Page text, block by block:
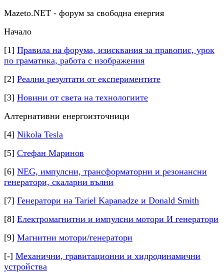
Mazeto.NET - форум за свободна енергия
Начало
[1] Правила на форума, изисквания за правопис, урок
по граматика, работа с изображения
[2] Реални резултати от експериментите
[3] Новини от света на технологиите
Алтернативни енергоизточници
[4] Nikola Tesla
[5] Стефан Маринов
[6] NEG, импулсни, трансформаторни и резонансни
генератори, скаларни вълни
[7] Генератори на Tariel Kapanadze и Donald Smith
[8] Електромагнитни и импулсни мотори И генератори
[9] Магнитни мотори/генератори
[-] Механични, гравитационни и хидродинамични
устройства